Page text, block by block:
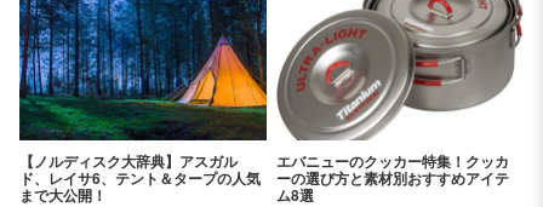
【ノルディスク大辞典】アスガル
ド、レイサ6、テント＆タープの人気
まで大公開！
エバニューのクッカー特集！クッカ
ーの選び方と素材別おすすめアイテ
ム8選